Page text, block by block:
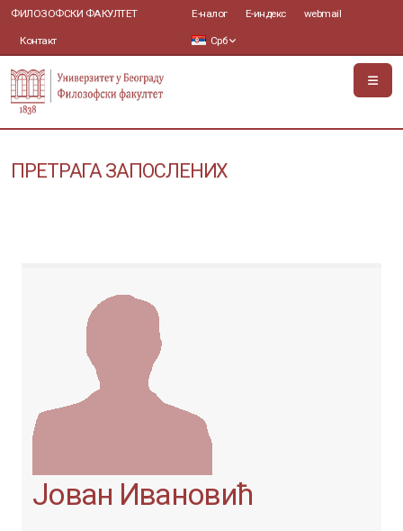
ФИЛОЗОФСКИ ФАКУЛТЕТ
Контакт
Е-налог Е-индекс webmail
Срб
ПРЕТРАГА ЗАПОСЛЕНИХ
Јован Ивановић